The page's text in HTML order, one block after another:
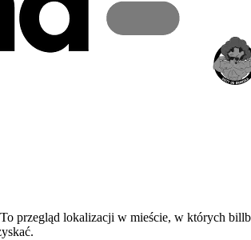
przegląd lokalizacji w mieście, w których